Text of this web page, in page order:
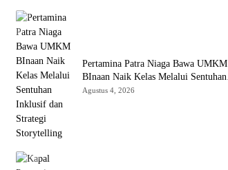
Pertamina Patra Niaga Bawa UMKM
BInaan Naik Kelas Melalui Sentuhan
Inklusif dan Strategi Storytelling
Agustus 4, 2026